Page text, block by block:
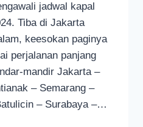
jadwal kapal
Tiba di Jakarta
keesokan paginya
perjalanan panjang
mandir Jakarta –
– Semarang –
– Surabaya –…